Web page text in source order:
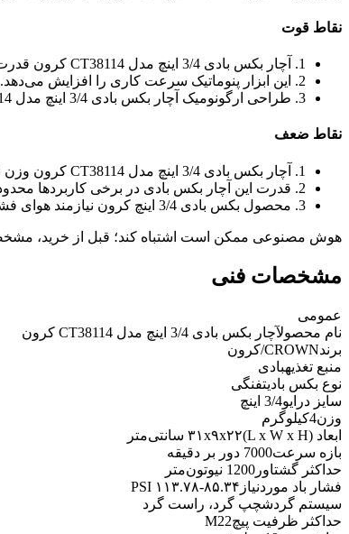
نقاط قوت
1. آچار بکس بادی 3/4 اینچ مدل CT38114 کرون قدرت بالا دارد.
2. این ابزار پنوماتیک سرعت کاری را افزایش می‌دهد.
3. طراحی ارگونومیک آچار بکس بادی 3/4 اینچ مدل CT38114 کرون کار را آسان می‌کند.
نقاط ضعف
1. آچار بکس بادی 3/4 اینچ مدل CT38114 کرون وزن نسبتاً سنگینی دارد.
2. قدرت این آچار بکس بادی در برخی کاربردها محدود است.
3. محصول بکس بادی 3/4 اینچ کرون نیازمند هوای فشرده قوی است.
هوش مصنوعی ممکن است اشتباه کند؛ قبل از خرید،
مشخصات فنی
عمومی
نام محصولآچار بکس بادی 3/4 اینچ مدل CT38114 کرون
برندCROWN/کرون
منبع تغذیهبادی
نوع بکس بادیتفنگی
سایز درایو3/4 اینچ
وزن4کیلوگرم
ابعاد (L x W x H)
۳۱x۹x۲۲ سانتی‌متر
بازه سرعت7000 دور بر دقیقه
حداکثر گشتاور 1200 نیوتون‌متر
فشار باد موردنیاز ۸۵.۳۴-۱۱۳.۷۸ PSI
سیستم گردشچپ گرد، راست گرد
حداکثر ظرفیت پیچM22